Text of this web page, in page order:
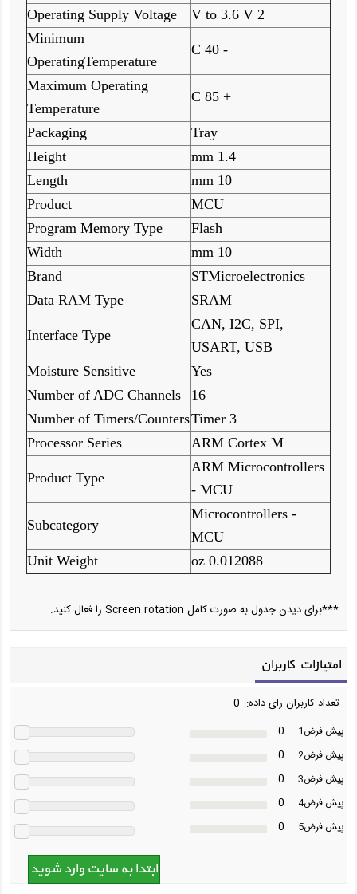
2 V to 3.6 V
Operating Supply Voltage
- 40 C
Minimum
OperatingTemperature
+ 85 C
Maximum Operating
Temperature
Tray
Packaging
1.4 mm
Height
10 mm
Length
MCU
Product
Flash
Program Memory Type
10 mm
Width
STMicroelectronics
Brand
SRAM
Data RAM Type
CAN, I2C, SPI,
USART, USB
Interface Type
Yes
Moisture Sensitive
16
Number of ADC Channels
3 Timer
Number of Timers/Counters
ARM Cortex M
Processor Series
ARM Microcontrollers
- MCU
Product Type
Microcontrollers -
MCU
Subcategory
0.012088 oz
Unit Weight
***برای دیدن جدول به صورت کامل Screen rotation را فعال کنید.
امتیازات کاربران
تعداد کاربران رای داده: 0
پیش فرض1 0
پیش فرض2 0
پیش فرض3 0
پیش فرض4 0
پیش فرض5 0